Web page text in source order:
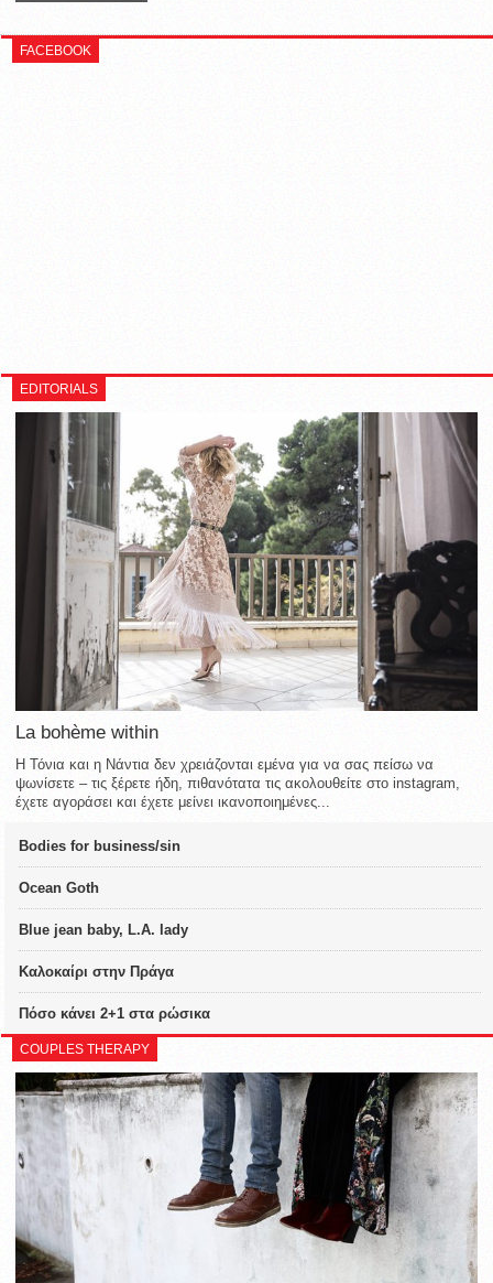
FACEBOOK
EDITORIALS
La bohème within
Η Τόνια και η Νάντια δεν χρειάζονται εμένα για να σας πείσω να
ψωνίσετε – τις ξέρετε ήδη, πιθανότατα τις ακολουθείτε στο instagram,
έχετε αγοράσει και έχετε μείνει ικανοποιημένες...
Bodies for business/sin
Ocean Goth
Blue jean baby, L.A. lady
Καλοκαίρι στην Πράγα
Πόσο κάνει 2+1 στα ρώσικα
COUPLES THERAPY